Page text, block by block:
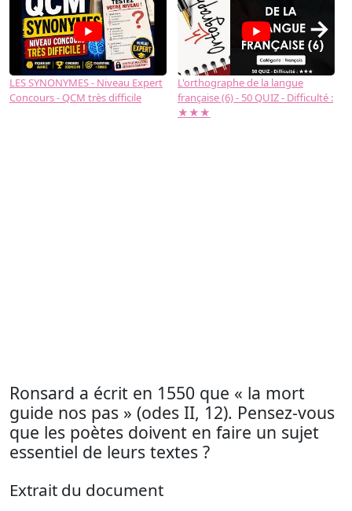
LES SYNONYMES - Niveau Expert
Concours - QCM très difficile
L'orthographe de la langue
française (6) - 50 QUIZ - Difficulté :
★★★
→
Ronsard a écrit en 1550 que « la mort
guide nos pas » (odes II, 12). Pensez-vous
que les poètes doivent en faire un sujet
essentiel de leurs textes ?
Extrait du document